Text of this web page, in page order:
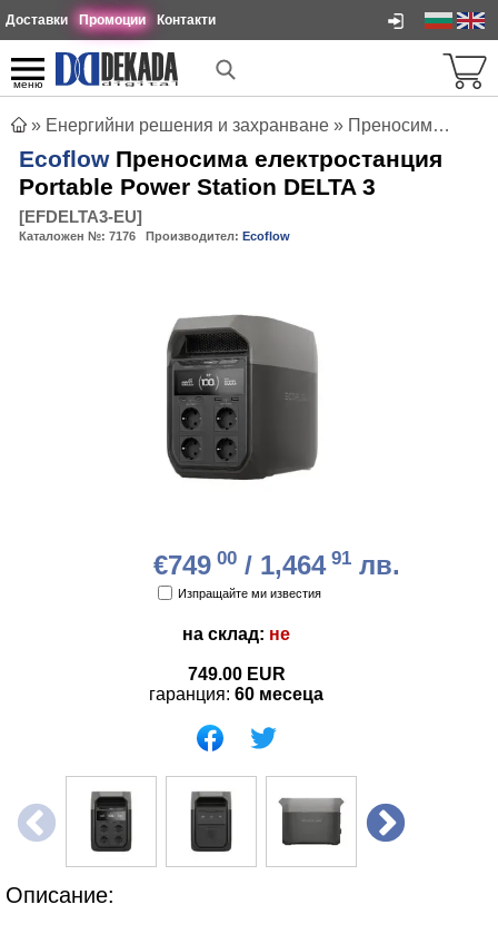
Доставки Промоции Контакти
меню
» Енергийни решения и захранване » Преносими електростанции
EcoflowПреносима електростанция
Portable Power Station DELTA 3
[EFDELTA3-EU]
Каталожен №: 7176 Производител: Ecoflow
€74900/ 1,464 91лв.
Изпращайте ми известия
на склад: не
749.00 EUR
гаранция: 60 месеца
Описание: